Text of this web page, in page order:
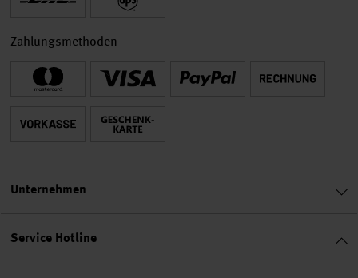
Service Hotline
Zahlungsmethoden
Unternehmen